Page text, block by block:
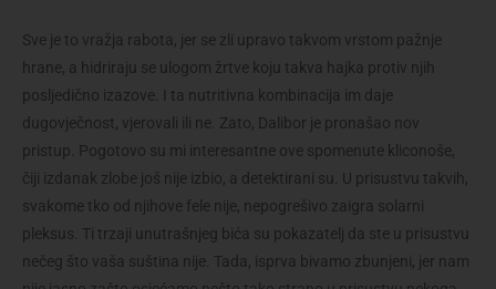
Sve je to vražja rabota, jer se zli upravo takvom vrstom pažnje
hrane, a hidriraju se ulogom žrtve koju takva hajka protiv njih
posljedično izazove. I ta nutritivna kombinacija im daje
dugovječnost, vjerovali ili ne. Zato, Dalibor je pronašao nov
pristup. Pogotovo su mi interesantne ove spomenute kliconoše,
čiji izdanak zlobe još nije izbio, a detektirani su. U prisustvu takvih,
svakome tko od njihove fele nije, nepogrešivo zaigra solarni
pleksus. Ti trzaji unutrašnjeg bića su pokazatelj da ste u prisustvu
nečeg što vaša suština nije. Tada, isprva bivamo zbunjeni, jer nam